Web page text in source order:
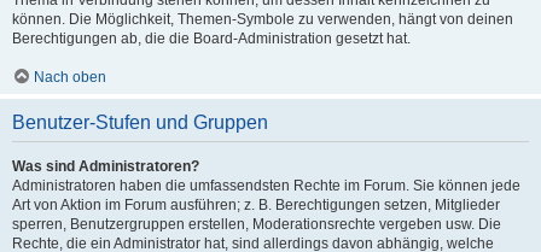
können. Die Möglichkeit, Themen-Symbole zu verwenden, hängt von deinen
Berechtigungen ab, die die Board-Administration gesetzt hat.
Nach oben
Benutzer-Stufen und Gruppen
Was sind Administratoren?
Administratoren haben die umfassendsten Rechte im Forum. Sie können jede
Art von Aktion im Forum ausführen; z. B. Berechtigungen setzen, Mitglieder
sperren, Benutzergruppen erstellen, Moderationsrechte vergeben usw. Die
Rechte, die ein Administrator hat, sind allerdings davon abhängig, welche